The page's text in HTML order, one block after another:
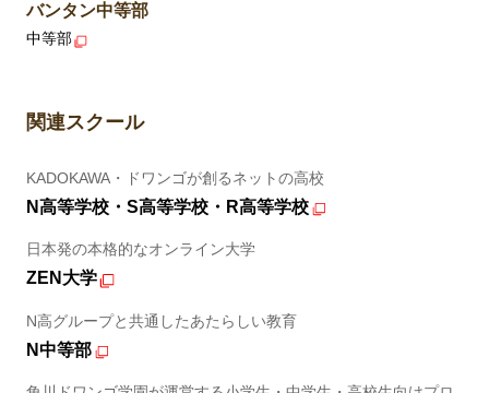
バンタン中等部
中等部
関連スクール
KADOKAWA・ドワンゴが創るネットの高校
N高等学校・S高等学校・R高等学校
日本発の本格的なオンライン大学
ZEN大学
N高グループと共通したあたらしい教育
N中等部